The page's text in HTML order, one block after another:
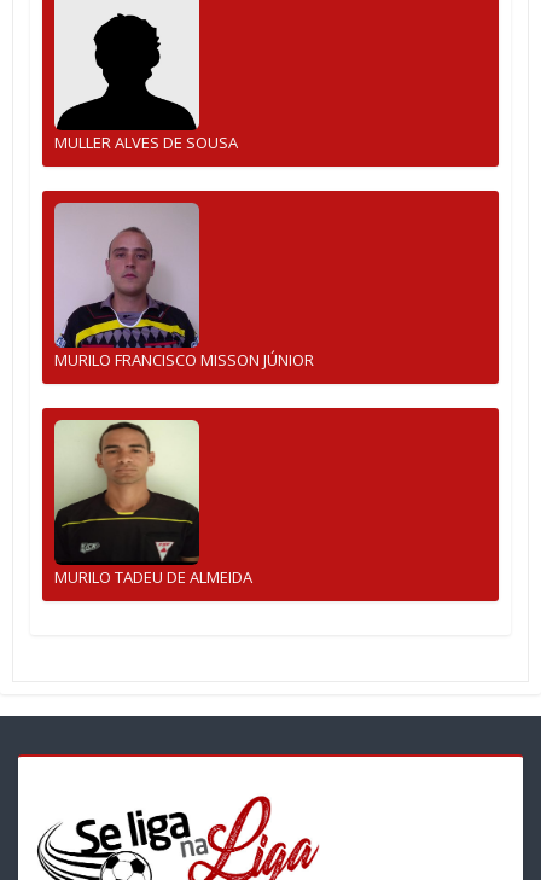
MULLER ALVES DE SOUSA
MURILO FRANCISCO MISSON JÚNIOR
MURILO TADEU DE ALMEIDA